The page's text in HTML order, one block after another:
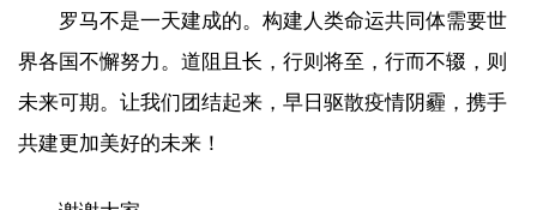
罗马不是一天建成的。构建人类命运共同体需要世
界各国不懈努力。道阻且长，行则将至，行而不辍，则
未来可期。让我们团结起来，早日驱散疫情阴霾，携手
共建更加美好的未来！